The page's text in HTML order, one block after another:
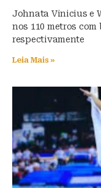
Johnata Vinicius e
nos 110 metros
respectivamente
Leia Mais »